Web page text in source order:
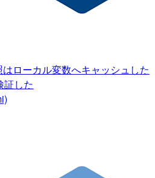
ローカル変数へキャッシュした
証した